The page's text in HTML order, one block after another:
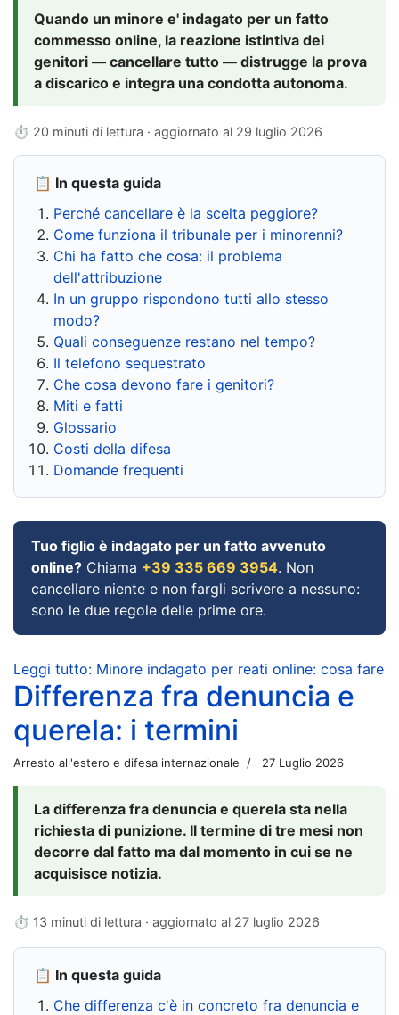
Quando un minore e' indagato per un fatto
commesso online, la reazione istintiva dei
genitori — cancellare tutto — distrugge la prova
a discarico e integra una condotta autonoma.
⏱ 20 minuti di lettura · aggiornato al 29 luglio 2026
📋 In questa guida
Perché cancellare è la scelta peggiore?
Come funziona il tribunale per i minorenni?
Chi ha fatto che cosa: il problema
dell'attribuzione
In un gruppo rispondono tutti allo stesso
modo?
Quali conseguenze restano nel tempo?
Il telefono sequestrato
Che cosa devono fare i genitori?
Miti e fatti
Glossario
Costi della difesa
Domande frequenti
Tuo figlio è indagato per un fatto avvenuto
online? Chiama +39 335 669 3954. Non
cancellare niente e non fargli scrivere a nessuno:
sono le due regole delle prime ore.
Leggi tutto: Minore indagato per reati online: cosa fare
Differenza fra denuncia e
querela: i termini
Arresto all'estero e difesa internazionale 27 Luglio 2026
La differenza fra denuncia e querela sta nella
richiesta di punizione. Il termine di tre mesi non
decorre dal fatto ma dal momento in cui se ne
acquisisce notizia.
⏱ 13 minuti di lettura · aggiornato al 27 luglio 2026
📋 In questa guida
Che differenza c'è in concreto fra denuncia e